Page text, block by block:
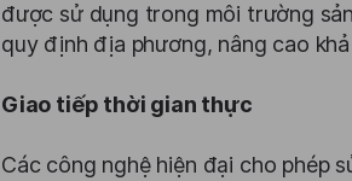
được sử dụng trong môi trường
quy định địa phương, nâng cao
Giao tiếp thời gian thực
Các công nghệ hiện đại cho phép